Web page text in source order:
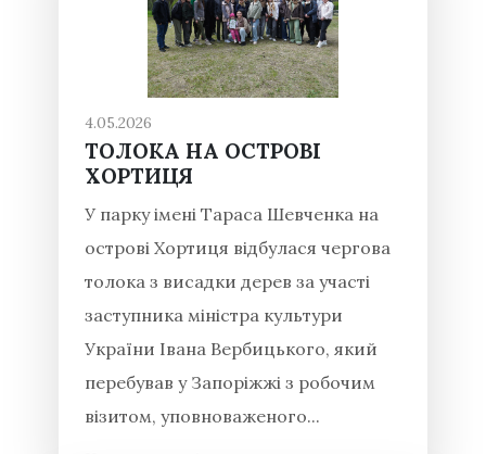
4.05.2026
ТОЛОКА НА ОСТРОВІ
ХОРТИЦЯ
У парку імені Тараса Шевченка на
острові Хортиця відбулася чергова
толока з висадки дерев за участі
заступника міністра культури
України Івана Вербицького, який
перебував у Запоріжжі з робочим
візитом, уповноваженого...